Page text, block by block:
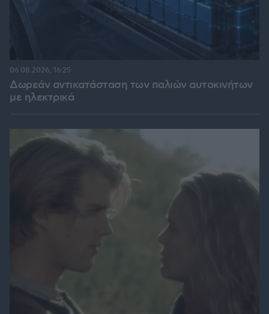
Δωρεάν αντικατάσταση των παλιών αυτοκινήτων
με ηλεκτρικά
06.08.2026, 16:25